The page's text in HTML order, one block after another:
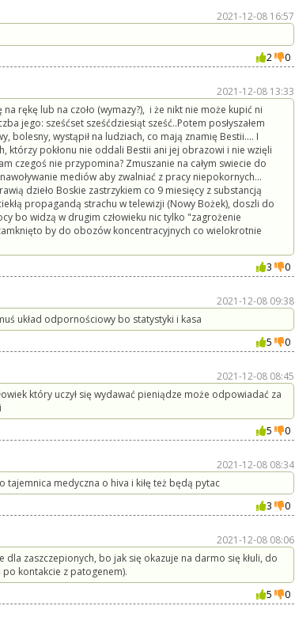
2021-12-08 16:57
2
0
2021-12-08 13:33
rękę lub na czoło (wymazy?), i że nikt nie może kupić ni
jego: sześćset sześćdziesiąt sześć..Potem posłyszałem
bolesny, wystąpił na ludziach, co mają znamię Bestii.... I
którzy pokłonu nie oddali Bestii ani jej obrazowi i nie wzięli
czegoś nie przypomina? Zmuszanie na całym swiecie do
mediów aby zwalniać z pracy niepokornych...
dzieło Boskie zastrzykiem co 9 miesięcy z substancją
propagandą strachu w telewizji (Nowy Bożek), doszli do
bo widzą w drugim człowieku nic tylko "zagrożenie
by do obozów koncentracyjnych co wielokrotnie
3
0
2021-12-08 09:38
układ odpornościowy bo statystyki i kasa
5
0
2021-12-08 08:45
który uczył się wydawać pieniądze może odpowiadać za
5
0
2021-12-08 08:34
medyczna o hiva i kiłę też będą pytac
3
0
2021-12-08 08:06
zaszczepionych, bo jak się okazuje na darmo się kłuli, do
kontakcie z patogenem).
5
0